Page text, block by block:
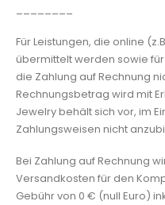
Für Leistungen, die online
übermittelt werden sowie
die Zahlung auf Rechnung
Rechnungsbetrag wird mit
Jewelry behält sich vor, im
Zahlungsweisen nicht
Bei Zahlung auf Rechnung
Versandkosten für den
Gebühr von 0 € (null Euro)